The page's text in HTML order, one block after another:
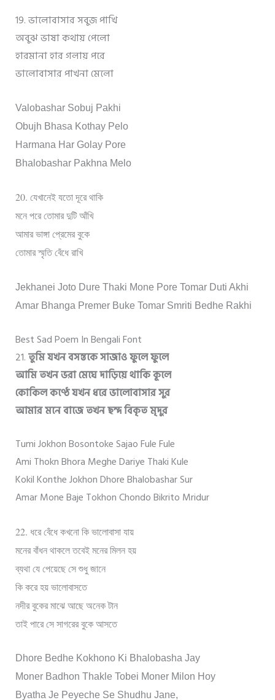
19. ভালোবাসার সবুজ পাখি
অবুঝ ভাষা কথায় পেলো
হারমানা হার গলায় পরে
ভালোবাসার পাখনা মেলো
Valobashar Sobuj Pakhi
Obujh Bhasa Kothay Pelo
Harmana Har Golay Pore
Bhalobashar Pakhna Melo
20. যেখানেই যতো দূরে থাকি
মনে পরে তোমার দুটি আঁখি
আমার ভাঙ্গা প্রেমের বুকে
তোমার স্মৃতি বেঁধে রাখি
Jekhanei Joto Dure Thaki Mone Pore Tomar Duti Akhi
Amar Bhanga Premer Buke Tomar Smriti Bedhe Rakhi
Best Sad Poem In Bengali Font
21.তুমি যখন বসন্তকে সাজাও ফুলে ফুলে
আমি তখন ভরা মেঘে দাড়িয়ে থাকি কূলে
কোকিল কণ্ঠে যখন ধরে ভালোবাসার সুর
আমার মনে বাজে তখন ছন্দ বিকৃত মৃদুর
Tumi Jokhon Bosontoke Sajao Fule Fule
Ami Thokn Bhora Meghe Dariye Thaki Kule
Kokil Konthe Jokhon Dhore Bhalobashar Sur
Amar Mone Baje Tokhon Chondo Bikrito Mridur
22. ধরে বেঁধে কখনো কি ভালোবাসা যায়
মনের বাঁধন থাকলে তবেই মনের মিলন হয়
ব্যথা যে পেয়েছে সে শুধু জানে
কি করে হয় ভালোবাসতে
নদীর বুকের মাঝে আছে অনেক টান
তাই পারে সে সাগরের বুকে আসতে
Dhore Bedhe Kokhono Ki Bhalobasha Jay
Moner Badhon Thakle Tobei Moner Milon Hoy
Byatha Je Peyeche Se Shudhu Jane,